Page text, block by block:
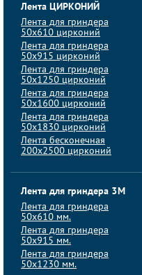
Лента ЦИРКОНИЙ
Лента для гриндера
50х610 цирконий
Лента для гриндера
50х915 цирконий
Лента для гриндера
50х1250 цирконий
Лента для гриндера
50х1600 цирконий
Лента для гриндера
50x1830 цирконий
Лента бесконечная
200х2500 цирконий
Лента для гриндера 3M
Лента для гриндера
50x610 мм.
Лента для гриндера
50x915 мм.
Лента для гриндера
50x1230 мм.